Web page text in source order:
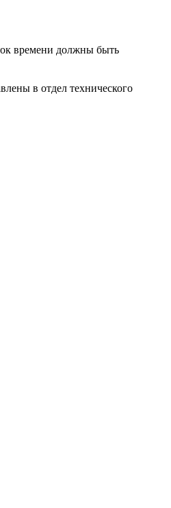
времени должны быть
в отдел технического